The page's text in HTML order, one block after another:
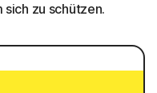
sich zu schützen.